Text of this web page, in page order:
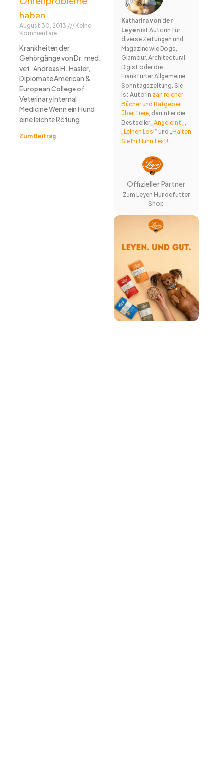
haben
August 30, 2013
Keine
Kommentare
Krankheiten der
Gehörgänge von Dr. med.
vet. Andreas H. Hasler,
Diplomate American &
European College of
Veterinary Internal
Medicine Wenn ein Hund
eine leichte Rötung
Zum Beitrag
Katharina von der
Leyenist Autorin für
diverse Zeitungen und
Magazine wie Dogs,
Glamour, Architectural
Digist oder die
Frankfurter Allgemeine
Sonntagszeitung. Sie
ist Autorin zahlreicher
Bücher und Ratgeber
über Tiere, darunter die
Bestseller „Angeleint!„,
„Leinen Los!“ und „Halten
Sie Ihr Huhn fest!„.
Offizieller Partner
Zum Leyen Hundefutter
Shop